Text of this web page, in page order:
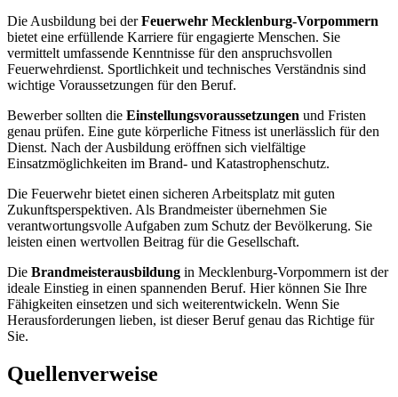
Die Ausbildung bei derFeuerwehr Mecklenburg-Vorpommern
bietet eine erfüllende Karriere für engagierte Menschen. Sie
vermittelt umfassende Kenntnisse für den anspruchsvollen
Feuerwehrdienst. Sportlichkeit und technisches Verständnis sind
wichtige Voraussetzungen für den Beruf.
Bewerber sollten die Einstellungsvoraussetzungen und Fristen
genau prüfen. Eine gute körperliche Fitness ist unerlässlich für den
Dienst. Nach der Ausbildung eröffnen sich vielfältige
Einsatzmöglichkeiten im Brand- und Katastrophenschutz.
Die Feuerwehr bietet einen sicheren Arbeitsplatz mit guten
Zukunftsperspektiven. Als Brandmeister übernehmen Sie
verantwortungsvolle Aufgaben zum Schutz der Bevölkerung. Sie
leisten einen wertvollen Beitrag für die Gesellschaft.
Die Brandmeisterausbildung in Mecklenburg-Vorpommern ist der
ideale Einstieg in einen spannenden Beruf. Hier können Sie Ihre
Fähigkeiten einsetzen und sich weiterentwickeln. Wenn Sie
Herausforderungen lieben, ist dieser Beruf genau das Richtige für
Sie.
Quellenverweise